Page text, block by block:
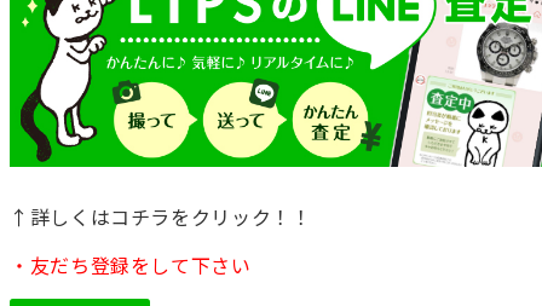
↑詳しくはコチラをクリック！！
・友だち登録をして下さい